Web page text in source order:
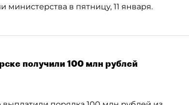
в пятницу, 11 января.
получили 100 млн рублей